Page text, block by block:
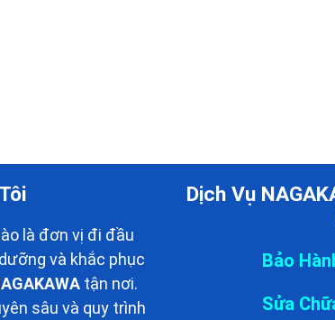
là đơn vị đi đầu
và khắc phục
tận nơi.
sâu và quy trình
Dịch Vụ
Bảo
Sửa